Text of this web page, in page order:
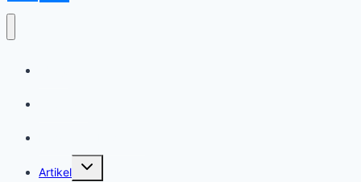
Artikel
Untermenü
umschalten